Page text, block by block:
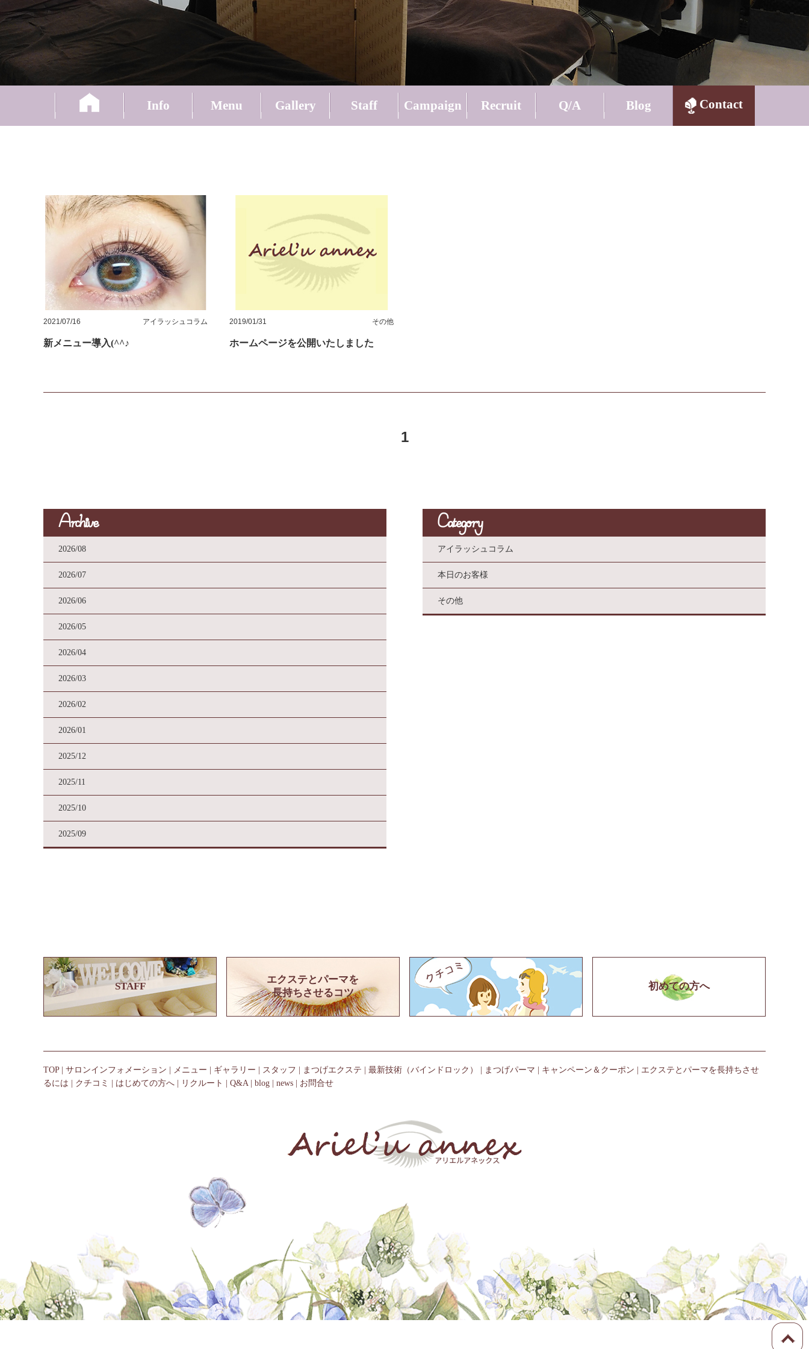
Info Menu Gallery Staff Campaign Recruit Q/A Blog Contact
2021/07/16 アイラッシュコラム
新メニュー導入(^^♪
2019/01/31 その他
ホームページを公開いたしました
1
Archive
2026/08
2026/07
2026/06
2026/05
2026/04
2026/03
2026/02
2026/01
2025/12
2025/11
2025/10
2025/09
Category
アイラッシュコラム
本日のお客様
その他
STAFF
エクステとパーマを
長持ちさせるコツ
初めての方へ
TOP| サロンインフォメーション メニュー ギャラリー スタッフ まつげエクステ 最新技術（バインドロック） まつげパーマ キャンペーン＆クーポン
エクステとパーマを長持ちさせ
るには
クチコミ はじめての方へ リクルート Q&A blog news お問合せ